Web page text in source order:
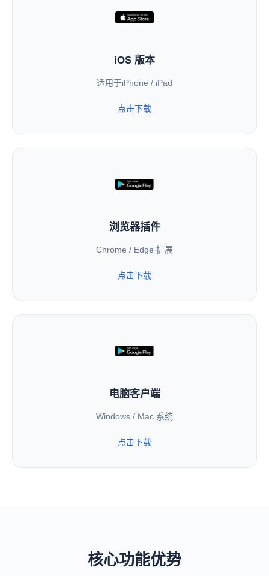
iOS 版本
适用于iPhone / iPad
点击下载
浏览器插件
Chrome / Edge 扩展
点击下载
电脑客户端
Windows / Mac 系统
点击下载
核心功能优势